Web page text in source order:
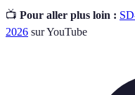
📺 Pour aller plus loin :
2026 sur YouTube